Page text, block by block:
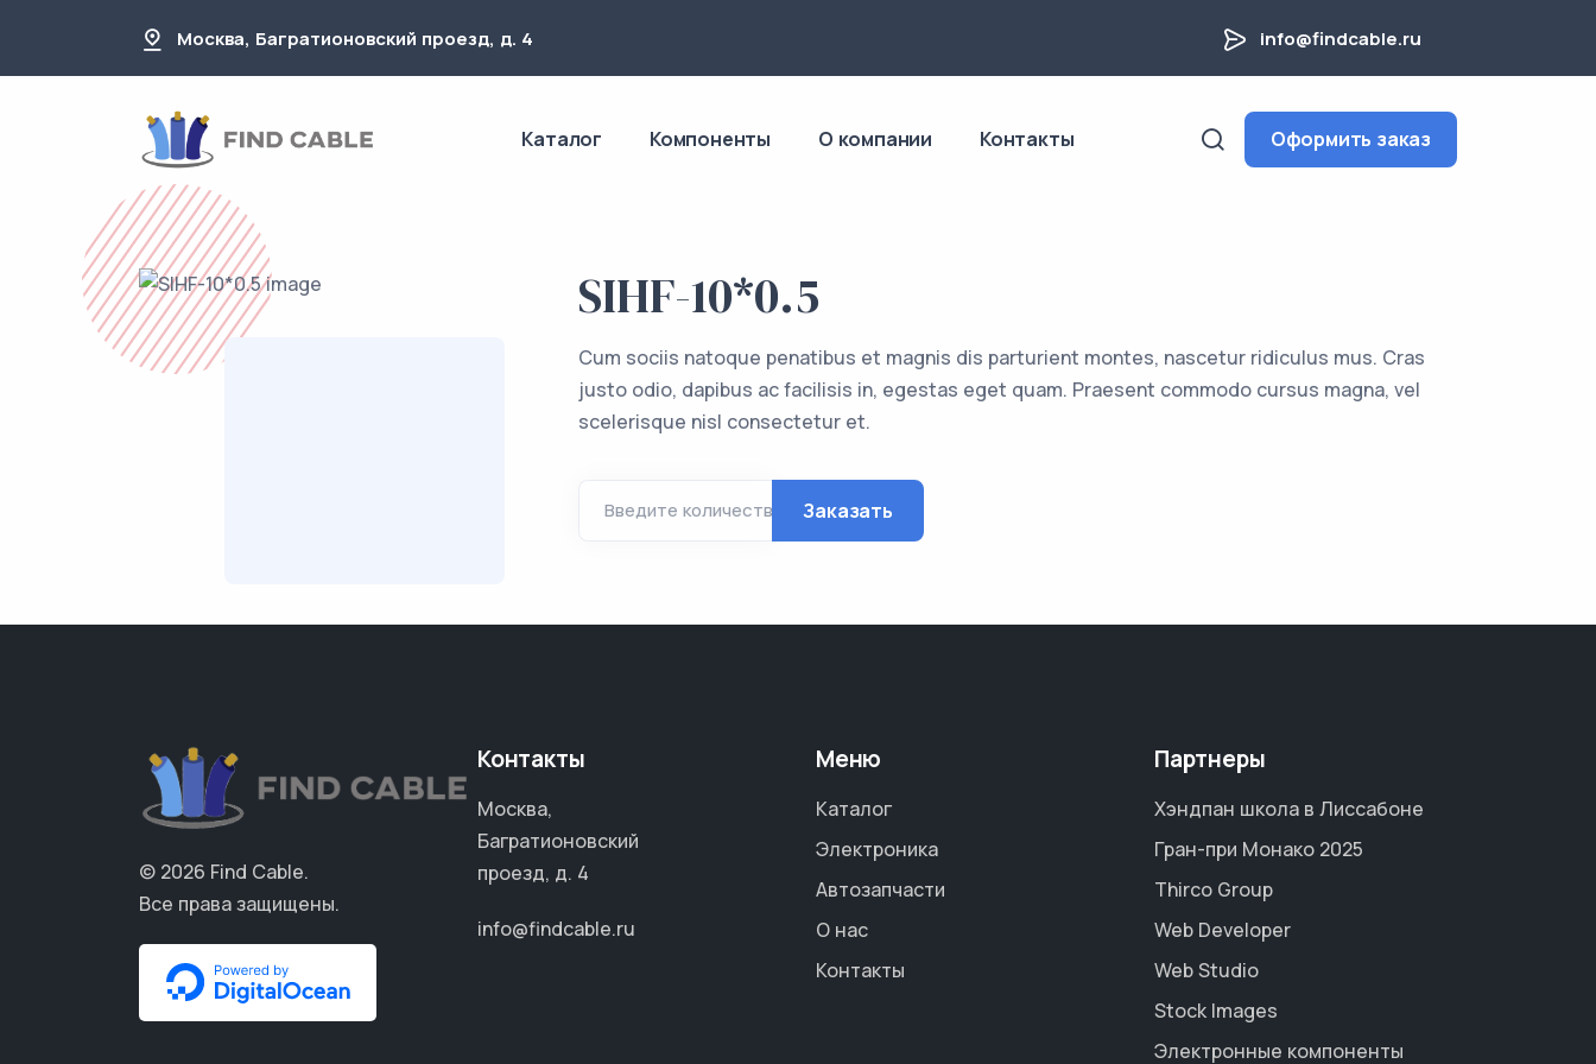
Москва, Багратионовский проезд, д. 4 info@findcable.ru
Каталог Компоненты О компании Контакты Оформить заказ
SIHF-10*0.5
Cum sociis natoque penatibus et magnis dis parturient montes, nascetur ridiculus mus. Cras
justo odio, dapibus ac facilisis in, egestas eget quam. Praesent commodo cursus magna, vel
scelerisque nisl consectetur et.
Введите количество Заказать
© 2026 Find Cable.
Все права защищены.
Контакты
Москва,
Багратионовский
проезд, д. 4
info@findcable.ru
Меню
Каталог
Электроника
Автозапчасти
О нас
Контакты
Партнеры
Хэндпан школа в Лиссабоне
Гран-при Монако 2025
Thirco Group
Web Developer
Web Studio
Stock Images
Электронные компоненты